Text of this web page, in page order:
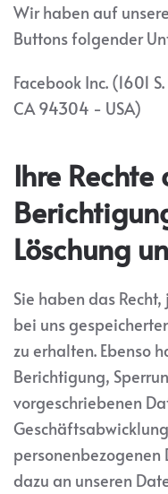
Wir haben auf
Buttons folgender
Facebook Inc. (1601
CA 94304 - USA)
Ihre
Löschung
Sie haben das
bei uns
zu erhalten. Ebenso
Berichtigung,
vorgeschriebenen
personenbezogenen
dazu an unseren